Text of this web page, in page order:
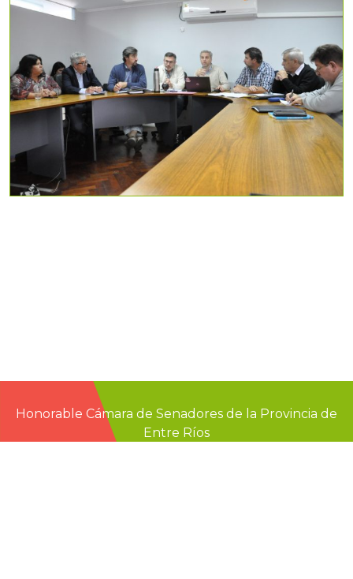
Honorable Cámara de Senadores de la Provincia de
Entre Ríos